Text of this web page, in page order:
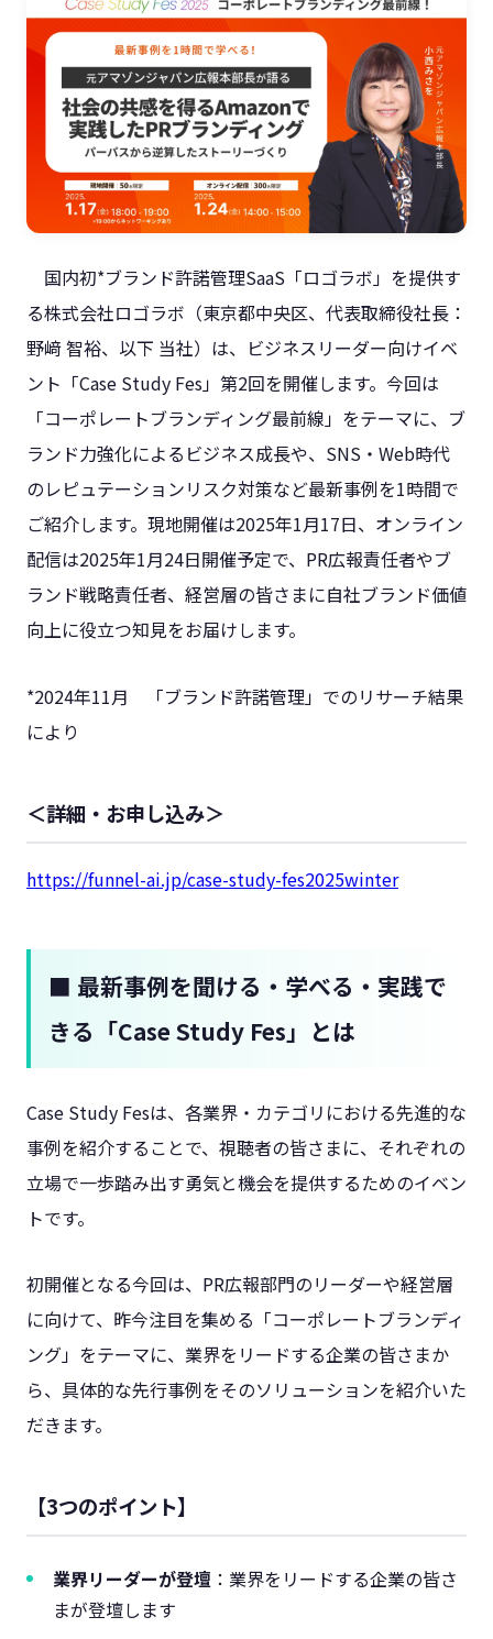
国内初*ブランド許諾管理SaaS「ロゴラボ」を提供す
る株式会社ロゴラボ（東京都中央区、代表取締役社長：
野﨑 智裕、以下 当社）は、ビジネスリーダー向けイベ
ント「Case Study Fes」第2回を開催します。今回は
「コーポレートブランディング最前線」をテーマに、ブ
ランド力強化によるビジネス成長や、SNS・Web時代
のレピュテーションリスク対策など最新事例を1時間で
ご紹介します。現地開催は2025年1月17日、オンライン
配信は2025年1月24日開催予定で、PR広報責任者やブ
ランド戦略責任者、経営層の皆さまに自社ブランド価値
向上に役立つ知見をお届けします。
*2024年11月 「ブランド許諾管理」でのリサーチ結果
により
＜詳細・お申し込み＞
https://funnel-ai.jp/case-study-fes2025winter
■ 最新事例を聞ける・学べる・実践で
きる「Case Study Fes」とは
Case Study Fesは、各業界・カテゴリにおける先進的な
事例を紹介することで、視聴者の皆さまに、それぞれの
立場で一歩踏み出す勇気と機会を提供するためのイベン
トです。
初開催となる今回は、PR広報部門のリーダーや経営層
に向けて、昨今注目を集める「コーポレートブランディ
ング」をテーマに、業界をリードする企業の皆さまか
ら、具体的な先行事例をそのソリューションを紹介いた
だきます。
【3つのポイント】
業界リーダーが登壇 ：業界をリードする企業の皆さ
まが登壇します